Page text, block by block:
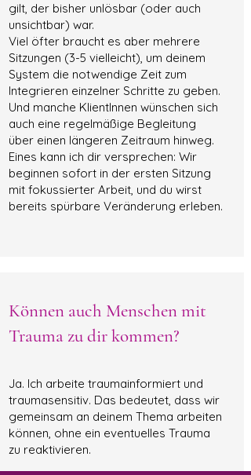
gilt, der bisher unlösbar (oder auch
unsichtbar) war.
Viel öfter braucht es aber mehrere
Sitzungen (3-5 vielleicht), um deinem
System die notwendige Zeit zum
Integrieren einzelner Schritte zu geben.
Und manche KlientInnen wünschen sich
auch eine regelmäßige Begleitung
über einen längeren Zeitraum hinweg.
Eines kann ich dir versprechen: Wir
beginnen sofort in der ersten Sitzung
mit fokussierter Arbeit, und du wirst
bereits spürbare Veränderung erleben.
Können auch Menschen mit
Trauma zu dir kommen?
Ja. Ich arbeite traumainformiert und
traumasensitiv. Das bedeutet, dass wir
gemeinsam an deinem Thema arbeiten
können, ohne ein eventuelles Trauma
zu reaktivieren.